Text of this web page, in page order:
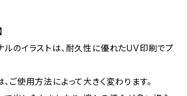
ルのイラストは、耐久性に優れたUV印刷でプ
ご使用方法によって大きく変わります。